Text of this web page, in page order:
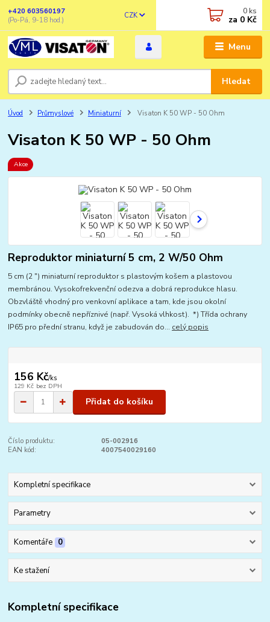
Menu
CZK
Hledat
+420 603560197
(Po-Pá, 9-18 hod.)
0 ks
za 0 Kč
Úvod Průmyslové Miniaturní Visaton K 50 WP - 50 Ohm
Visaton K 50 WP - 50 Ohm
Akce
Reproduktor miniaturní 5 cm, 2 W/50 Ohm
5 cm (2 ") miniaturní reproduktor s plastovým košem a plastovou
membránou. Vysokofrekvenční odezva a dobrá reprodukce hlasu.
Obzvláště vhodný pro venkovní aplikace a tam, kde jsou okolní
podmínky obecně nepříznivé (např. Vysoká vlhkost). *) Třída ochrany
IP65 pro přední stranu, když je zabudován do... celý popis
156 Kč/ks
129 Kč bez DPH
Přidat do košíku
Číslo produktu:
05-002916
EAN kód:
4007540029160
Kompletní specifikace
Parametry
Komentáře 0
Ke stažení
Kompletní specifikace